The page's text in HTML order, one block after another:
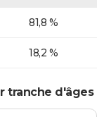
81,8 %
18,2 %
tranche d'âges